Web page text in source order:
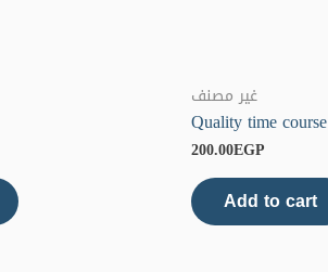
غير مصنف
Quality time course
200.00EGP
Add to cart